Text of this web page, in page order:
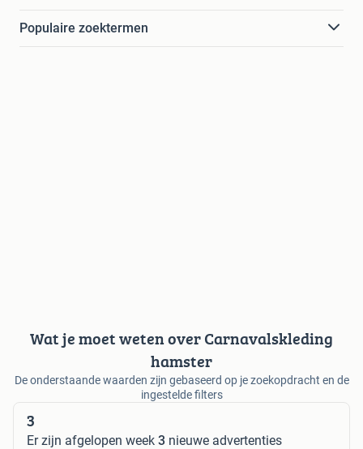
Populaire zoektermen
Wat je moet weten over Carnavalskleding
hamster
De onderstaande waarden zijn gebaseerd op je zoekopdracht en de
ingestelde filters
3
Er zijn afgelopen week 3 nieuwe advertenties